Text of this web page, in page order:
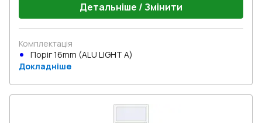
Детальніше / Змінити
Комплектація
Поріг 16mm (ALU LIGHT A)
Докладніше